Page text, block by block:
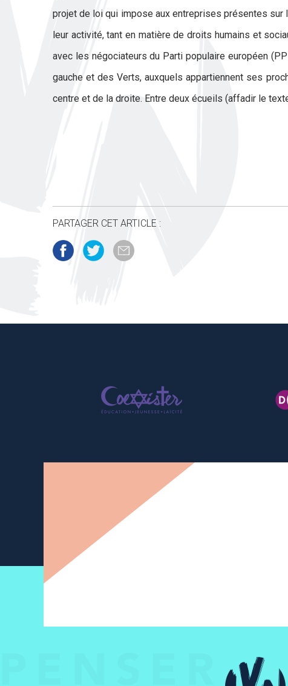
projet de loi qui impose aux entreprises présentes
leur activité, tant en matière de droits humains et
avec les négociateurs du Parti populaire européen
gauche et des Verts, auxquels appartiennent ses
centre et de la droite. Entre deux écueils (affadir le
PARTAGER CET ARTICLE :